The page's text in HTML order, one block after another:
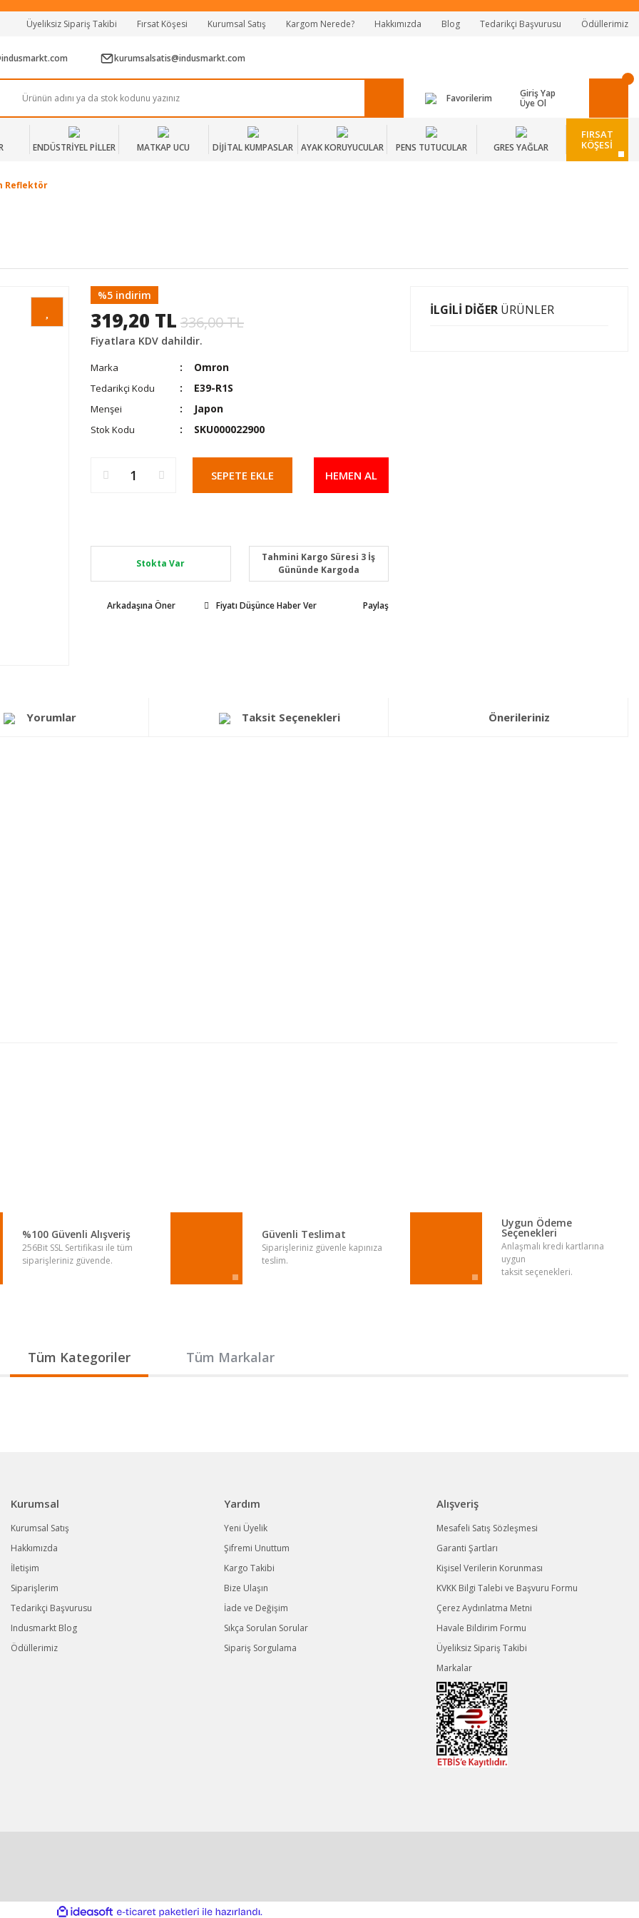
Tüm Alışverişlerde Vade Farksız 2 Taksit!
Mağazadan Teslim & Kolay İade
Üyeliksiz Sipariş Takibi Fırsat Köşesi Kurumsal Satış Kargom Nerede? Hakkımızda Blog Tedarikçi Başvurusu Ödüllerimiz
kurumsalsatis@indusmarkt.com
Favorilerim
Giriş Yap
Üye Ol
ENDÜSTRİYEL PİLLER MATKAP UCU DİJİTAL KUMPASLAR AYAK KORUYUCULAR PENS TUTUCULAR GRES YAĞLAR
FIRSAT
KÖŞESİ
Reflektör
%5 indirim
319,20 TL 336,00 TL
Fiyatlara KDV dahildir.
Marka Omron
Tedarikçi Kodu E39-R1S
Menşei Japon
Stok Kodu SKU000022900
SEPETE EKLE HEMEN AL
Stokta Var
Tahmini Kargo Süresi 3 İş
Gününde Kargoda
Arkadaşına Öner Fiyatı Düşünce Haber Ver Paylaş
İLGİLİ DİĞER ÜRÜNLER
Yorumlar Taksit Seçenekleri Önerileriniz
%100 Güvenli Alışveriş
256Bit SSL Sertifikası ile tüm
siparişleriniz güvende.
Güvenli Teslimat
Siparişleriniz güvenle kapınıza
teslim.
Uygun Ödeme
Seçenekleri
Anlaşmalı kredi kartlarına
uygun
taksit seçenekleri.
Tüm Kategoriler Tüm Markalar
Kurumsal
Kurumsal Satış
Hakkımızda
İletişim
Siparişlerim
Tedarikçi Başvurusu
Indusmarkt Blog
Ödüllerimiz
Yardım
Yeni Üyelik
Şifremi Unuttum
Kargo Takibi
Bize Ulaşın
İade ve Değişim
Sıkça Sorulan Sorular
Sipariş Sorgulama
Alışveriş
Mesafeli Satış Sözleşmesi
Garanti Şartları
Kişisel Verilerin Korunması
KVKK Bilgi Talebi ve Başvuru Formu
Çerez Aydınlatma Metni
Havale Bildirim Formu
Üyeliksiz Sipariş Takibi
Markalar
ideasoft e-